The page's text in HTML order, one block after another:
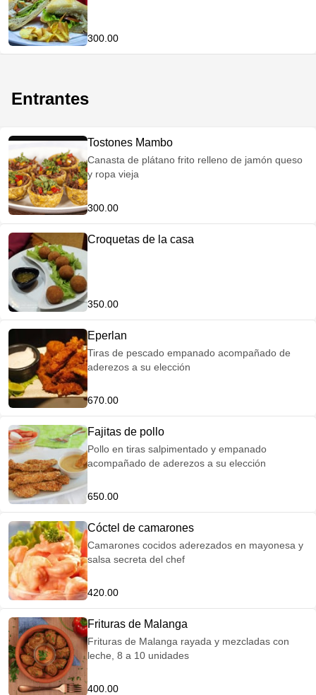
300.00
Entrantes
Tostones Mambo
Canasta de plátano frito relleno de jamón queso
y ropa vieja
300.00
Croquetas de la casa
350.00
Eperlan
Tiras de pescado empanado acompañado de
aderezos a su elección
670.00
Fajitas de pollo
Pollo en tiras salpimentado y empanado
acompañado de aderezos a su elección
650.00
Cóctel de camarones
Camarones cocidos aderezados en mayonesa y
salsa secreta del chef
420.00
Frituras de Malanga
Frituras de Malanga rayada y mezcladas con
leche, 8 a 10 unidades
400.00